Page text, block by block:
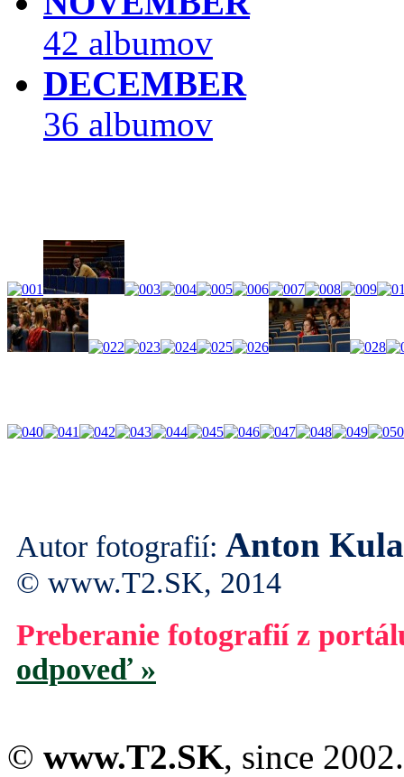
42 albumov
DECEMBER
36 albumov
Autor fotografií: Anton
© www.T2.SK, 2014
Preberanie fotografií z
odpoveď »
© www.T2.SK, since 2002.